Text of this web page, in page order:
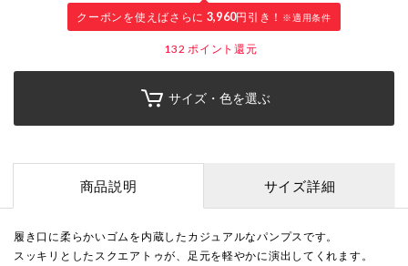
クーポンを使えばさらに 3,960円引き！ ※適用条件
132 ポイント還元
サイズ・色を選ぶ
商品説明 サイズ詳細
履き口に柔らかいゴムを内蔵したカジュアルなパンプスです。
スッキリとしたスクエアトゥが、足元を軽やかに演出してくれます。